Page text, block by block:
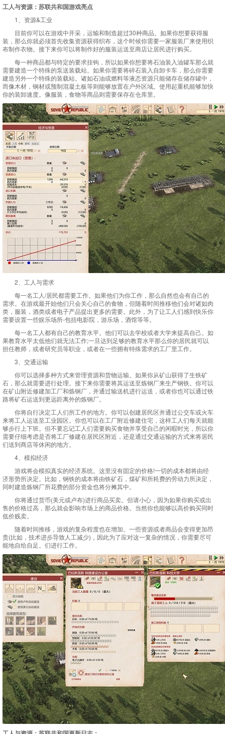
工人与资源：苏联共和国游戏亮点
1、资源&工业
目前你可以在游戏中开采，运输和制造超过30种商品。如果你想要获得服
装，那么你就必须首先收集资源获得织布，这个时候你需要一家服装厂来使用织
布制作衣物。接下来你可以将制作好的服装运送至商店让居民进行购买。
每一种商品都与特定的要求挂钩，所以如果你想要将石油装入油罐车那么就
需要建造一个特殊的泵送装载站。如果你需要将碎石装入自卸卡车，那么你需要
建造另外一个特殊的装载站。诸如石油或燃料等液态资源只能储存在储存罐中，
而像木材，钢材或预制混凝土板等则能够放置在户外区域。使用起重机能够加快
你的装卸速度。像服装，食物等商品则需要保存在仓库里。
2、工人与需求
每一名工人/居民都需要工作。如果他们为你工作，那么自然也会有自己的
需求。在游戏最开始他们只会关心自己的食物，但随着时间推移他们会对诸如肉
类，服装，酒类或者电子产品提出更多的需要。此外，为了让工人们感到快乐你
需要设置一些娱乐场所-包括电影院，游乐场，酒馆等等。
每一名工人都有自己的教育水平。他们可以去学校或者大学来提高自己。如
果教育水平太低他们就无法工作;一旦达到足够的教育水平那么你的居民就可以
担任教师，或者研究员等职业，或者在一些拥有特殊需求的工厂里工作。
3、交通运输
你可以选择多种方式来管理资源和货物运输。如果你从矿山获得了生铁矿
石，那么就需要进行处理。接下来你需要将其运送至炼钢厂来生产钢铁。你可以
在矿山附近修建加工厂和炼钢厂，并通过输送机进行运送，或者你也可以通过铁
路将矿石运送到更远距离外的炼钢厂。
你将自行决定工人们所工作的地方。你可以创建居民区并通过公交车或火车
来将工人运送至工业园区。你也可以在工厂附近修建住宅，这样工人们每天就能
够步行上下班。但不要忘记工人们需要购买食物并享受自己的闲暇时光，所以你
需要仔细考虑是否将工厂修建在居民区附近，还是通过交通运输的方式来将居民
们送到商店等休闲的地方。
4、模拟经济
游戏将会模拟真实的经济系统。这里没有固定的价格!一切的成本都将由经
济形势所决定。比如，钢铁的成本将由铁矿石，煤矿和所耗费的劳动力所决定，
同时建造炼钢厂所花费的部分资金也将分摊其中。
你将通过货币(美元或卢布)进行商品买卖。但请小心，因为如果你购买或出
售的价格过高，那么就会影响市场上的商品价格。当然你也能够以高价购买同时
低价贱卖。
随着时间推移，游戏的复杂程度也在增加。一些资源或者商品会变得更加昂
贵(比如，技术进步导致人工减少)，因此为了应对这一复杂的情况，你需要尽可
能地自给自足。们进行工作。